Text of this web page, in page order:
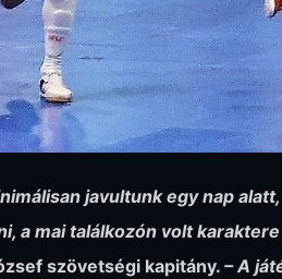
javultunk egy nap
a mai találkozón volt
szövetségi kapitány. – A